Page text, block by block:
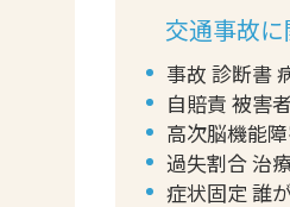
交通事故
事故 診断書
自賠責 被害
高次脳機能
過失割合 治
症状固定 誰